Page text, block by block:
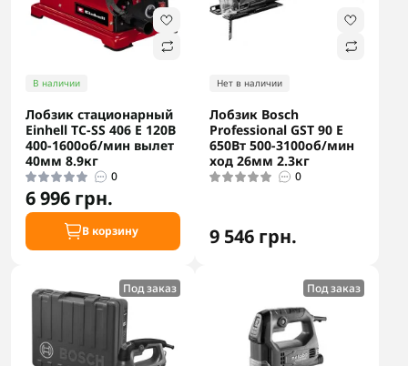
В наличии
Лобзик стационарный
Einhell TC-SS 406 E 120В
400-1600об/мин вылет
40мм 8.9кг
0
6 996 грн.
В корзину
Нет в наличии
Лобзик Bosch
Professional GST 90 E
650Вт 500-3100об/мин
ход 26мм 2.3кг
0
9 546 грн.
Под заказ Под заказ